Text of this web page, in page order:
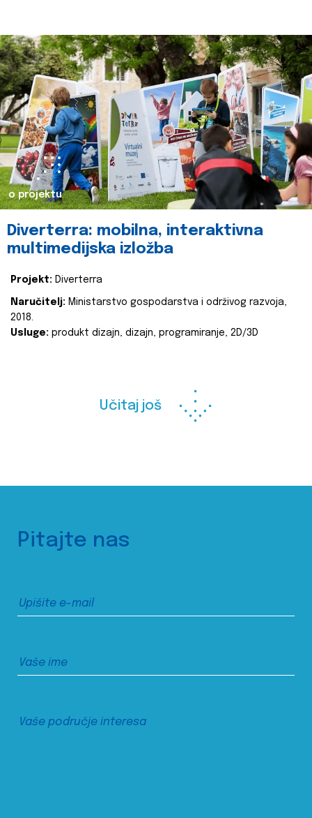
o projektu
Diverterra: mobilna, interaktivna
multimedijska izložba
Projekt: Diverterra
Naručitelj: Ministarstvo gospodarstva i održivog razvoja,
2018.
Usluge: produkt dizajn, dizajn, programiranje, 2D/3D
Učitaj još
Pitajte nas